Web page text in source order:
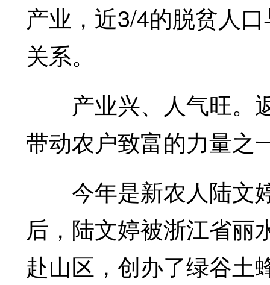
产业，近3/4的脱贫人
关系。
产业兴、人气旺。
带动农户致富的力量之
今年是新农人陆文
后，陆文婷被浙江省丽
赴山区，创办了绿谷土